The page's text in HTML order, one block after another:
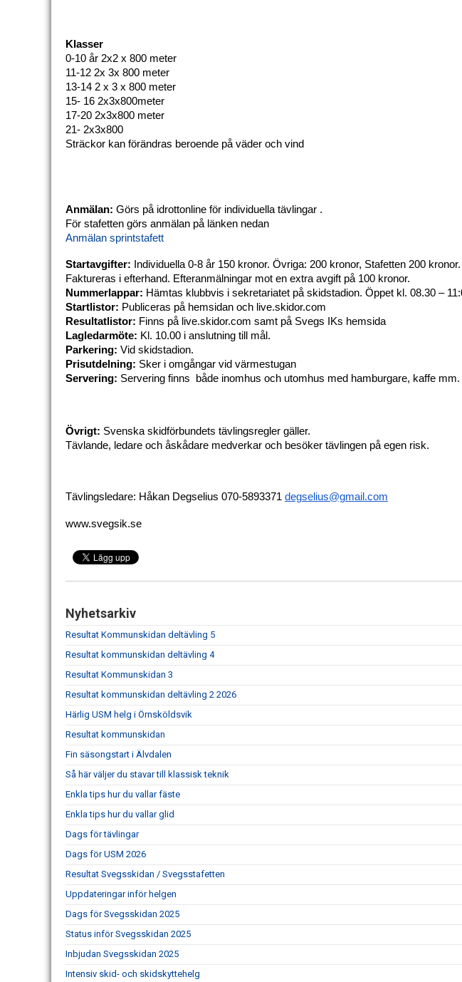
Klasser
0-10 år 2x2 x 800 meter
11-12 2x 3x 800 meter
13-14 2 x 3 x 800 meter
15- 16 2x3x800meter
17-20 2x3x800 meter
21- 2x3x800
Sträckor kan förändras beroende på väder och vind
Anmälan: Görs på idrottonline för individuella tävlingar .
För stafetten görs anmälan på länken nedan
Anmälan sprintstafett
Startavgifter: Individuella 0-8 år 150 kronor. Övriga: 200 kronor, Stafetten 200 kronor.
Faktureras i efterhand. Efteranmälningar mot en extra avgift på 100 kronor.
Nummerlappar:
Startlistor: Publiceras på hemsidan och live.skidor.com
Resultatlistor: Finns på live.skidor.com samt på Svegs IKs hemsida
Lagledarmöte: Kl. 10.00 i anslutning till mål.
Parkering: Vid skidstadion.
Prisutdelning: Sker i omgångar vid värmestugan
Servering: Servering finns  både inomhus och utomhus med hamburgare, kaffe mm.
Övrigt: Svenska skidförbundets tävlingsregler gäller.
Tävlande, ledare och åskådare medverkar och besöker tävlingen på egen risk.
Tävlingsledare: Håkan Degselius 070-5893371 degselius@gmail.com
www.svegsik.se
Nyhetsarkiv
Resultat Kommunskidan deltävling 5
Resultat kommunskidan deltävling 4
Resultat Kommunskidan 3
Resultat kommunskidan deltävling 2 2026
Härlig USM helg i Örnsköldsvik
Resultat kommunskidan
Fin säsongstart i Älvdalen
Så här väljer du stavar till klassisk teknik
Enkla tips hur du vallar fäste
Enkla tips hur du vallar glid
Dags för tävlingar
Dags för USM 2026
Resultat Svegsskidan / Svegsstafetten
Uppdateringar inför helgen
Dags för Svegsskidan 2025
Status inför Svegsskidan 2025
Inbjudan Svegsskidan 2025
Intensiv skid- och skidskyttehelg